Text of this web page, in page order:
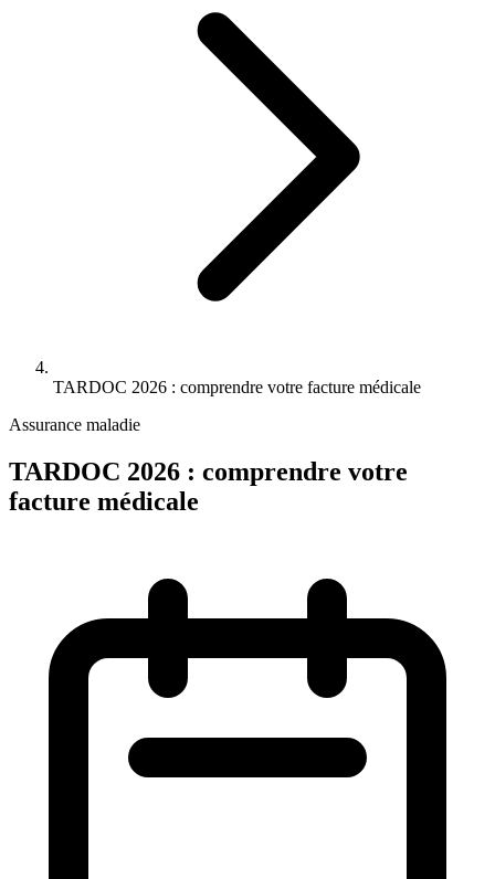
TARDOC 2026 : comprendre votre facture médicale
Assurance maladie
TARDOC 2026 : comprendre votre
facture médicale